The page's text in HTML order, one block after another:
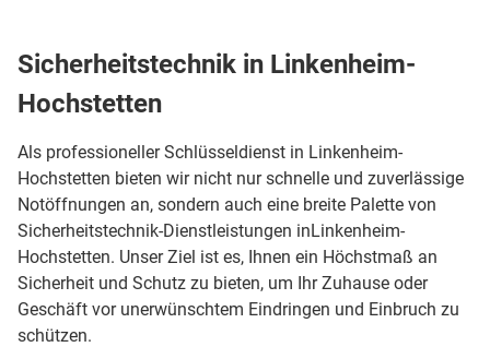
Sicherheitstechnik in Linkenheim-
Hochstetten
Als professioneller Schlüsseldienst in Linkenheim-
Hochstetten bieten wir nicht nur schnelle und zuverlässige
Notöffnungen an, sondern auch eine breite Palette von
Sicherheitstechnik-Dienstleistungen inLinkenheim-
Hochstetten. Unser Ziel ist es, Ihnen ein Höchstmaß an
Sicherheit und Schutz zu bieten, um Ihr Zuhause oder
Geschäft vor unerwünschtem Eindringen und Einbruch zu
schützen.